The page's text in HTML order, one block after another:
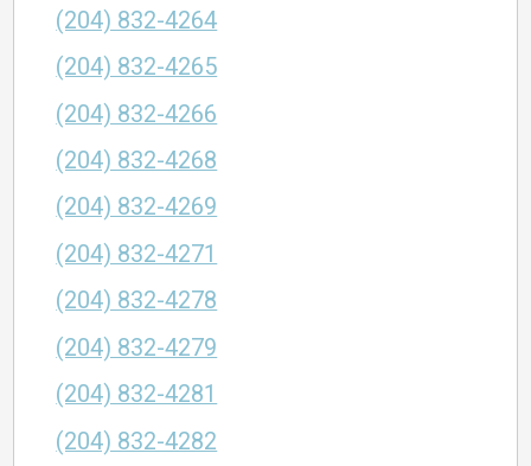
(204) 832-4264
(204) 832-4265
(204) 832-4266
(204) 832-4268
(204) 832-4269
(204) 832-4271
(204) 832-4278
(204) 832-4279
(204) 832-4281
(204) 832-4282